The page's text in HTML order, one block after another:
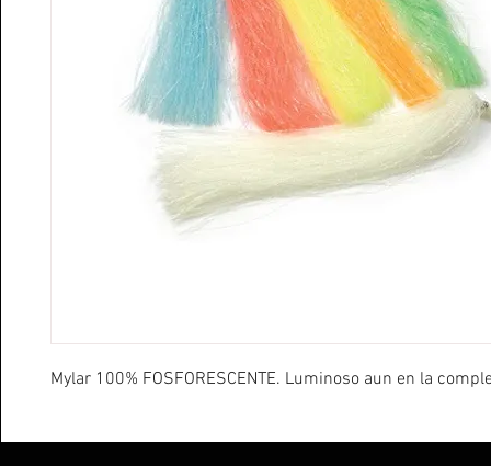
Mylar 100% FOSFORESCENTE. Luminoso aun en la